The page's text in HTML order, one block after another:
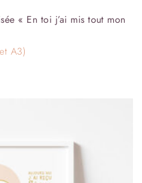
« En toi j’ai mis tout mon
A3)